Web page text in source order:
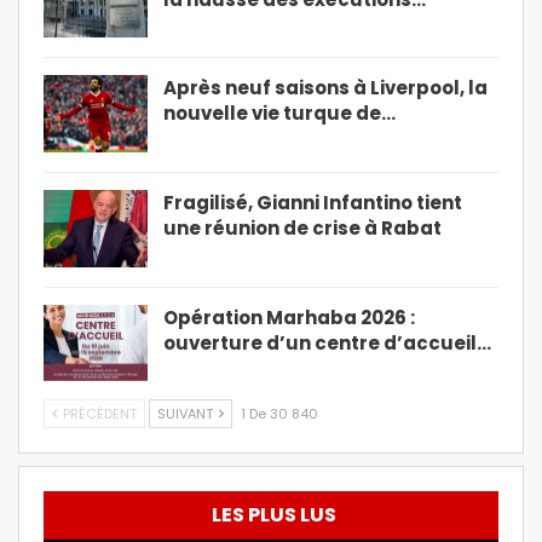
Après neuf saisons à Liverpool, la
nouvelle vie turque de…
Fragilisé, Gianni Infantino tient
une réunion de crise à Rabat
Opération Marhaba 2026 :
ouverture d’un centre d’accueil…
PRÉCÉDENT SUIVANT 1 De 30 840
LES PLUS LUS